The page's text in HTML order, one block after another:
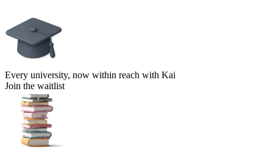
Every university, now within reach with Kai
Join the waitlist